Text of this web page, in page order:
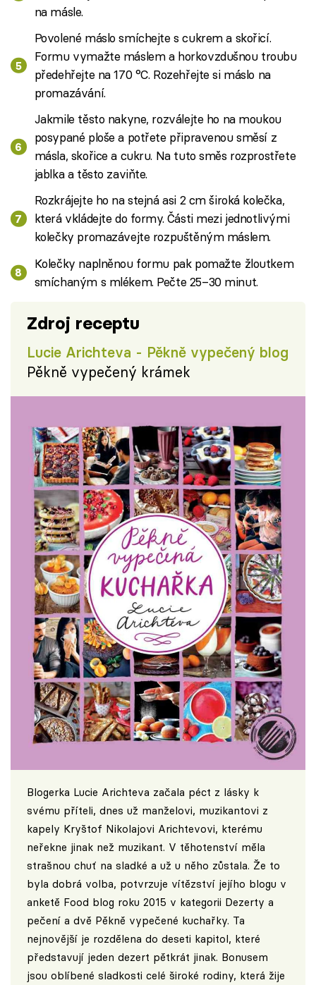
na másle.
Povolené máslo smíchejte s cukrem a skořicí.
Formu vymažte máslem a horkovzdušnou troubu
předehřejte na 170 °C. Rozehřejte si máslo na
promazávání.
Jakmile těsto nakyne, rozválejte ho na moukou
posypané ploše a potřete připravenou směsí z
másla, skořice a cukru. Na tuto směs rozprostřete
jablka a těsto zaviňte.
Rozkrájejte ho na stejná asi 2 cm široká kolečka,
která vkládejte do formy. Části mezi jednotlivými
kolečky promazávejte rozpuštěným máslem.
Kolečky naplněnou formu pak pomažte žloutkem
smíchaným s mlékem. Pečte 25–30 minut.
Zdroj receptu
Lucie Arichteva - Pěkně vypečený blog
Pěkně vypečený krámek
Blogerka Lucie Arichteva začala péct z lásky k
svému příteli, dnes už manželovi, muzikantovi z
kapely Kryštof Nikolajovi Arichtevovi, kterému
neřekne jinak než muzikant. V těhotenství měla
strašnou chuť na sladké a už u něho zůstala. Že to
byla dobrá volba, potvrzuje vítězství jejího blogu v
anketě Food blog roku 2015 v kategorii Dezerty a
pečení a dvě Pěkně vypečené kuchařky. Ta
nejnovější je rozdělena do deseti kapitol, které
představují jeden dezert pětkrát jinak. Bonusem
jsou oblíbené sladkosti celé široké rodiny, která žije